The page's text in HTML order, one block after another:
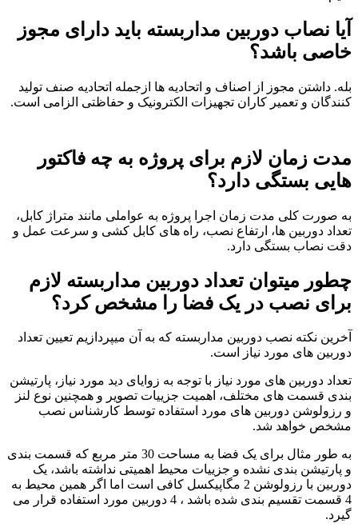
آیا نصاب دوربین مداربسته باید دارای مجوز
خاصی باشد؟
بله. داشتن مجوز از اصناف و اتحادیه ها ازجمله اتحادیه صنف تولید
کنندگان و تعمیر کاران تجهیزات الکترونیک و حفاظتی الزامی است.
مدت زمان لازم برای پروژه به چه فاکتور
هایی بستگی دارد؟
به صورت کلی مدت زمان اجرا پروژه به عواملی مانند متراژ کابل،
تعداد دوربین ها، ارتفاع نصب، راه های کابل کشی و سرعت عمل و
دقت نصاب بستگی دارد.
چطور میتوان تعداد دوربین مداربسته لازم
برای نصب در یک فضا را مشخص کرد؟
آخرین نکته نصب دوربین مداربسته که به آن میپردازیم تعیین تعداد
دوربین های مورد نیاز است.
تعداد دوربین های مورد نیاز با توجه به زوایای دید مورد نیاز، پارتیشن
بندی قسمت های مختلف، اهمیت جزییات تصویر و همچنین نوع لنز
و رزولوشن دوربین های مورد استفاده توسط کارشناس نصب
مشخص خواهد شد.
به طور مثال برای یک فضا به مساحت 30 متر مربع که قسمت بندی
و پارتیشن بندی نشده و جزییات محیط اهمیتی نداشته باشد، یک
دوربین با رزولوشن 2 مگاپیکسل کافی است اما اگر همین محیط به
4 قسمت تقسیم بندی شده باشد ، 4 دوربین مورد استفاده قرار می
گیرد.